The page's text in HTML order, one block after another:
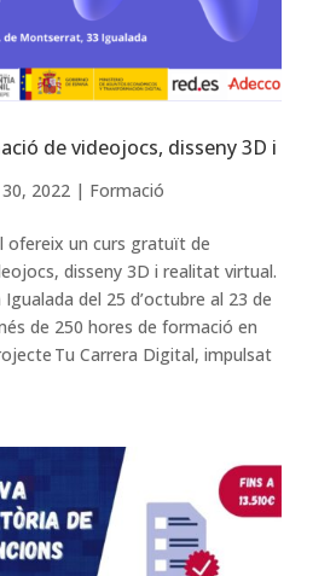
de videojocs, disseny 3D i
2022| Formació
ofereix un curs gratuït de
disseny 3D i realitat virtual.
del 25 d’octubre al 23 de
de 250 hores de formació en
Tu Carrera Digital, impulsat